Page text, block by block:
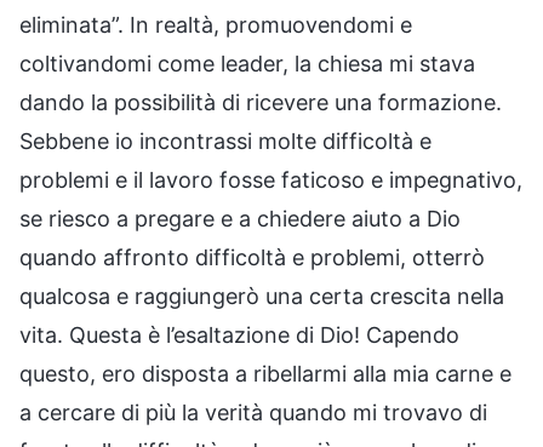
eliminata”. In realtà, promuovendomi e
coltivandomi come leader, la chiesa mi stava
dando la possibilità di ricevere una formazione.
Sebbene io incontrassi molte difficoltà e
problemi e il lavoro fosse faticoso e impegnativo,
se riesco a pregare e a chiedere aiuto a Dio
quando affronto difficoltà e problemi, otterrò
qualcosa e raggiungerò una certa crescita nella
vita. Questa è l’esaltazione di Dio! Capendo
questo, ero disposta a ribellarmi alla mia carne e
a cercare di più la verità quando mi trovavo di